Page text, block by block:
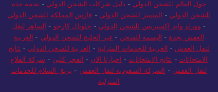
حول العالم للشحن الدولي -دليل شركات الشحن الدولي-نجمة جدة
للشحن الدولي-المتميز للشحن الدولي -فارس المملكة للشحن الدولي
- وورلد وايد إكسبريس للشحن الدولي-جلوبال كارجو- الساهر لنقل
العفش بجدة-البسمه للشحن -عبر الخليج للشحن الدولي- العربية
لنقل العفش -العربية للخدمات المنزلية- العربية للشحن الدولي-نتايج
الامتحانات -نتائج الامتحانات- اخبارنا الان - الفجر كلين - شركة الفلاح
لنقل العفش -الشركة السعودية لنقل العفش -بريق السلام للخدمات
المنزلية